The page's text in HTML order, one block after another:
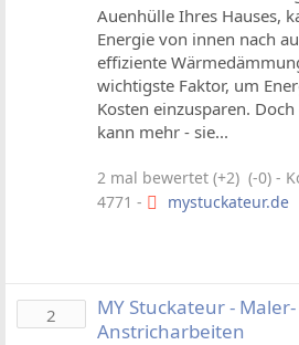
Auenhülle Ihres Hauses,
Energie von innen nach
effiziente
wichtigste Faktor, um
Kosten einzusparen.
kann mehr - sie...
2 mal bewertet (+2) (-0)-
4771 -
mystuckateur.de
2
MY Stuckateur -
Anstricharbeiten